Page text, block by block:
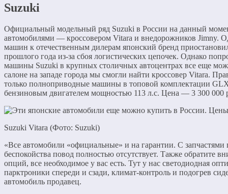
Suzuki
Официальный модельный ряд Suzuki в России на данный
автомобилями — кроссовером Vitara и внедорожников Jimny.
машин к отечественным дилерам японский бренд
прошлого года из-за сбоя логистических цепочек. Однако
машины Suzuki в крупных столичных автоцентрах все еще
салоне на западе города мы смогли найти кроссовер Vitara.
только полноприводные машины в топовой комплектации
бензиновым двигателем мощностью 113 л.с. Цена — 3 300 000
Suzuki Vitara (Фото: Suzuki)
«Все автомобили «официальные» и на гарантии. С запчастями
беспокойства повод полностью отсутствует. Также обратите
опций, все необходимое у вас есть. Тут у нас светодиодная
парктроники спереди и сзади, климат-контроль и подогрев
автомобиль продавец.